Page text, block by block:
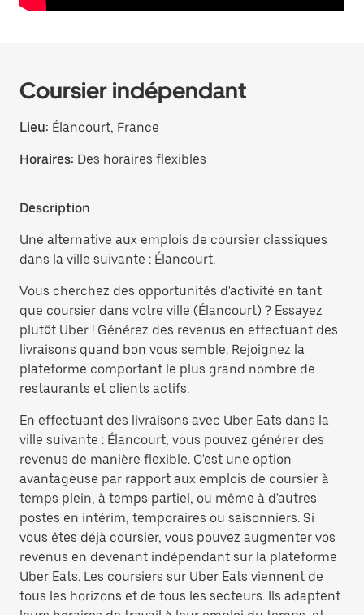
Coursier indépendant
Lieu: Élancourt, France
Horaires: Des horaires flexibles
Description
Une alternative aux emplois de coursier classiques
dans la ville suivante : Élancourt.
Vous cherchez des opportunités d'activité en tant
que coursier dans votre ville (Élancourt) ? Essayez
plutôt Uber ! Générez des revenus en effectuant des
livraisons quand bon vous semble. Rejoignez la
plateforme comportant le plus grand nombre de
restaurants et clients actifs.
En effectuant des livraisons avec Uber Eats dans la
ville suivante : Élancourt, vous pouvez générer des
revenus de manière flexible. C'est une option
avantageuse par rapport aux emplois de coursier à
temps plein, à temps partiel, ou même à d'autres
postes en intérim, temporaires ou saisonniers. Si
vous êtes déjà coursier, vous pouvez augmenter vos
revenus en devenant indépendant sur la plateforme
Uber Eats. Les coursiers sur Uber Eats viennent de
tous les horizons et de tous les secteurs. Ils adaptent